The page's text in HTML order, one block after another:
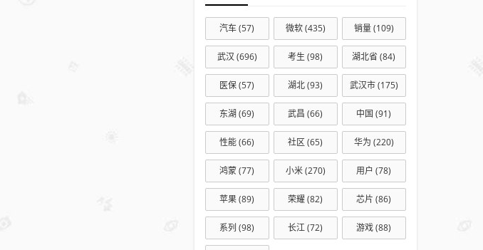
汽车(57) 微软(435) 销量(109)
武汉 (696) 考生 (98) 湖北省 (84)
医保(57) 湖北(93) 武汉市(175)
东湖 (69) 武昌 (66) 中国 (91)
性能(66) 社区 (65) 华为 (220)
鸿蒙(77) 小米(270) 用户 (78)
苹果(89) 荣耀(82) 芯片 (86)
系列 (98) 长江(72) 游戏(88)